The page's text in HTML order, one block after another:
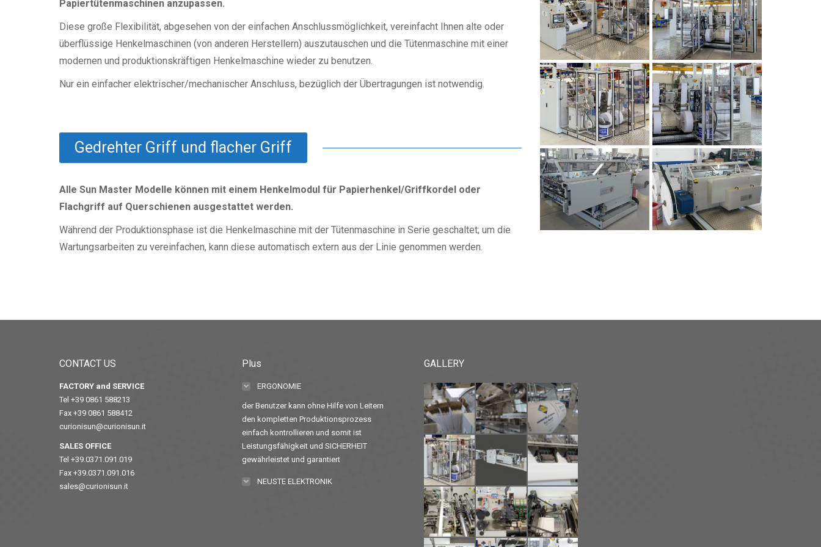
Papiertütenmaschinen anzupassen.
Diese große Flexibilität, abgesehen von der einfachen Anschlussmöglichkeit, vereinfacht Ihnen alte oder
überflüssige Henkelmaschinen (von anderen Herstellern) auszutauschen und die Tütenmaschine mit einer
modernen und produktionskräftigen Henkelmaschine wieder zu benutzen.
Nur ein einfacher elektrischer/mechanischer Anschluss, bezüglich der Übertragungen ist notwendig.
Gedrehter Griff und flacher Griff
Alle Sun Master Modelle können mit einem Henkelmodul für Papierhenkel/Griffkordel oder
Flachgriff auf Querschienen ausgestattet werden.
Während der Produktionsphase ist die Henkelmaschine mit der Tütenmaschine in Serie geschaltet; um die
Wartungsarbeiten zu vereinfachen, kann diese automatisch extern aus der Linie genommen werden.
CONTACT US
FACTORY and SERVICE
Tel +39 0861 588213
Fax +39 0861 588412
curionisun@curionisun.it
SALES OFFICE
Tel +39.0371.091.019
Fax +39.0371.091.016
sales@curionisun.it
Plus
ERGONOMIE
der Benutzer kann ohne Hilfe von Leitern
den kompletten Produktionsprozess
einfach kontrollieren und somit ist
Leistungsfähigkeit und SICHERHEIT
gewährleistet und garantiert
NEUSTE ELEKTRONIK
GALLERY